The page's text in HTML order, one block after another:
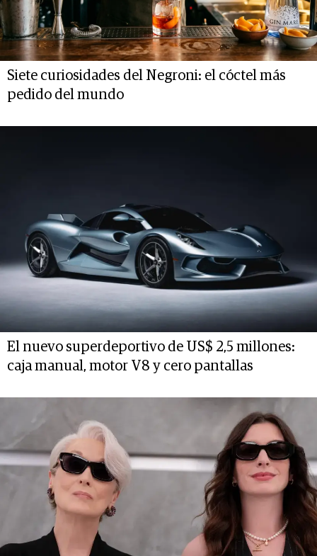
Siete curiosidades del Negroni: el cóctel más
pedido del mundo
El nuevo superdeportivo de US$ 2,5 millones:
caja manual, motor V8 y cero pantallas